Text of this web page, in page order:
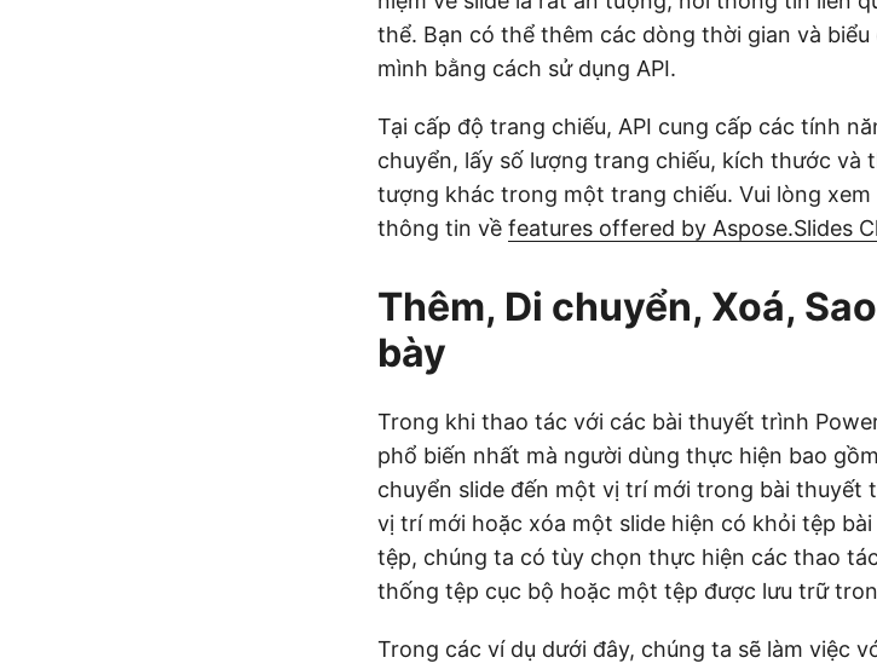
thể. Bạn có thể thêm các dòng thời gian và
mình bằng cách sử dụng API.
Tại cấp độ trang chiếu, API cung cấp các tính
chuyển, lấy số lượng trang chiếu, kích thước và
tượng khác trong một trang chiếu. Vui lòng
thông tin về features offered by Aspose.Slides
Thêm, Di chuyển, Xoá,
bày
Trong khi thao tác với các bài thuyết trình
phổ biến nhất mà người dùng thực hiện bao
chuyển slide đến một vị trí mới trong bài thuyết
vị trí mới hoặc xóa một slide hiện có khỏi tệp
tệp, chúng ta có tùy chọn thực hiện các thao
thống tệp cục bộ hoặc một tệp được lưu trữ
Trong các ví dụ dưới đây, chúng ta sẽ làm việc